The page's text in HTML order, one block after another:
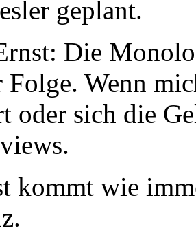
geplant.
Die
Folge. Wenn
oder sich die
kommt wie